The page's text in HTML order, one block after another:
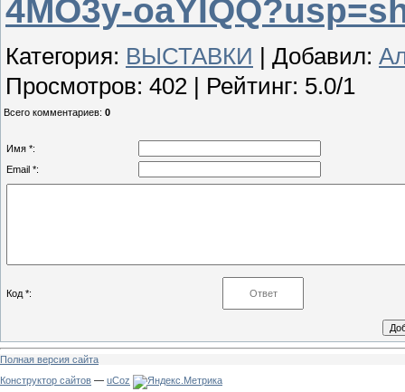
4MO3y-
Категория: ВЫСТАВКИ Добавил:
Просмотров: 402 Рейтинг: 5.0/1
Всего комментариев: 0
Имя *:
Email *:
Код *:
Полная версия сайта
Конструктор сайтов — uCoz